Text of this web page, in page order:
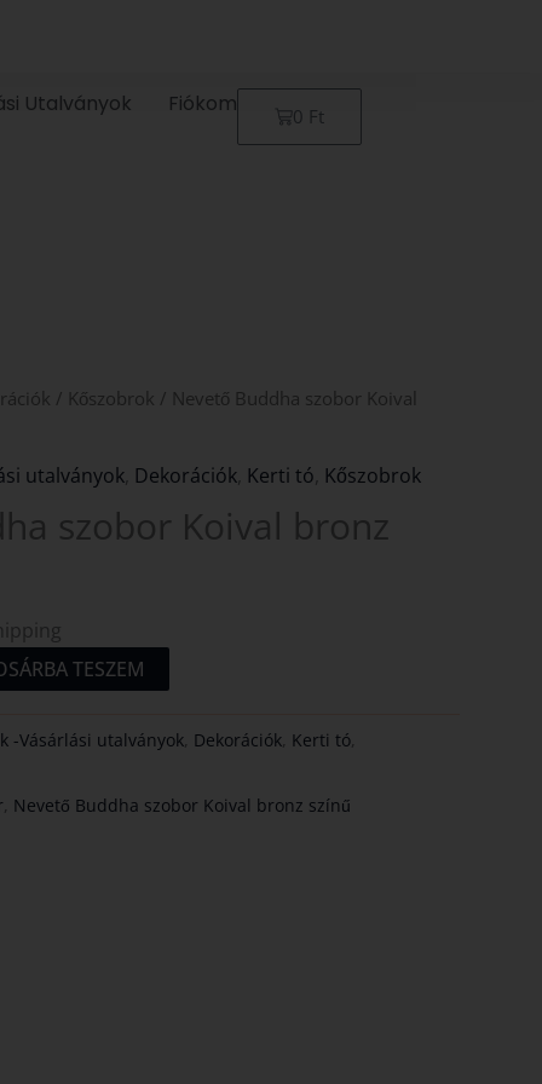
Utalványok Fiókom 0 Ft
Kosár
/ Kőszobrok / Nevető Buddha szobor Koival
utalványok Dekorációk Kerti tó Kőszobrok
szobor Koival bronz
TESZEM
-Vásárlási utalványok, Dekorációk, Kerti tó,
, Nevető Buddha szobor Koival bronz színű